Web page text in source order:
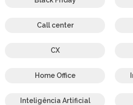
Call center
CX
Home Office
Inteligência Artificial